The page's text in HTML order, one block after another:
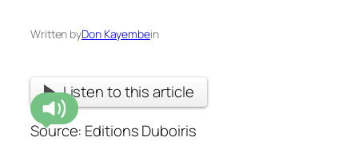
Written byDon Kayembein
Listen to this article
Source: Editions Duboiris